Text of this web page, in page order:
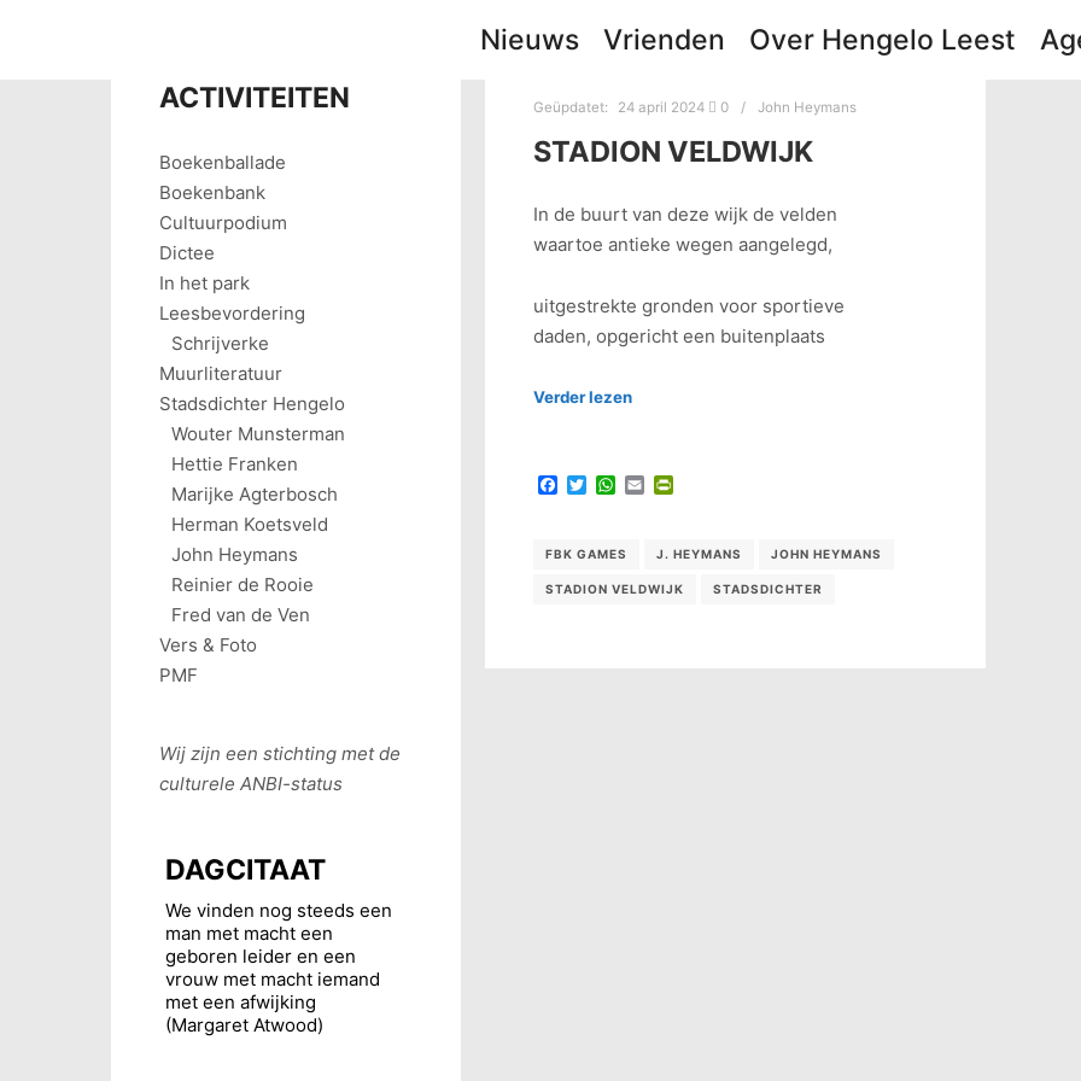
Nieuws Vrienden Over Hengelo Leest
Geüpdatet: 24 april 2024 0 John Heymans
STADION VELDWIJK
In de buurt van deze wijk de velden
waartoe antieke wegen aangelegd,
uitgestrekte gronden voor sportieve
daden, opgericht een buitenplaats
Verder lezen
Facebook
TwitterWhatsApp
Email
FBK GAMES J. HEYMANS JOHN HEYMANS
STADION VELDWIJK STADSDICHTER
ACTIVITEITEN
Boekenballade
Boekenbank
Cultuurpodium
Dictee
In het park
Leesbevordering
Schrijverke
Muurliteratuur
Stadsdichter Hengelo
Wouter Munsterman
Hettie Franken
Marijke Agterbosch
Herman Koetsveld
John Heymans
Reinier de Rooie
Fred van de Ven
Vers & Foto
PMF
Wij zijn een stichting met de
culturele ANBI-status
DAGCITAAT
We vinden nog steeds een
man met macht een
geboren leider en een
vrouw met macht iemand
met een afwijking
(Margaret Atwood)